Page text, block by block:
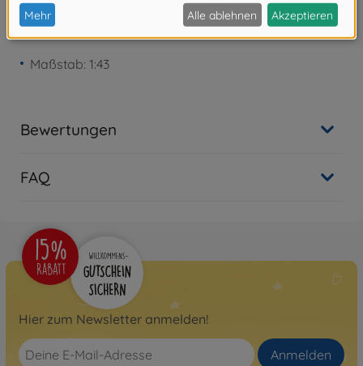
Produktdetails
Maßstab: 1:43
Bewertungen
FAQ
Hier zum Newsletter anmelden!
Anmelden